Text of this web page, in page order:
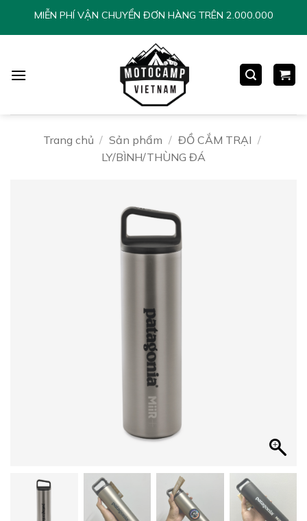
ChuyểnMIỄN PHÍ VẬN CHUYỂN ĐƠN HÀNG TRÊN 2.000.000
Trang chủ / Sản phẩm / ĐỒ CẮM TRẠI /
LY/BÌNH/THÙNG ĐÁ